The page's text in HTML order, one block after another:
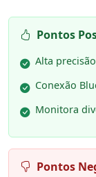
Pontos
Alta
Conexão
Monitora
Pontos